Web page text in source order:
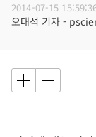
2014-07-15
오대석 기자 -